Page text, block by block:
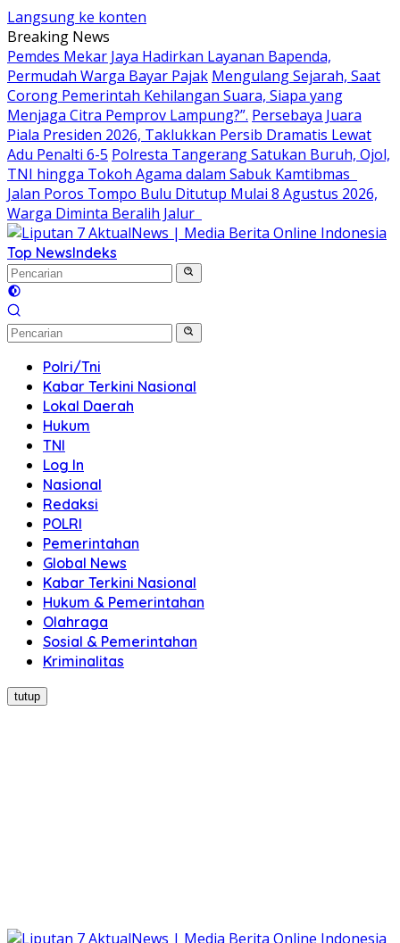
Langsung ke konten
Breaking News
Pemdes Mekar Jaya Hadirkan Layanan Bapenda,
Permudah Warga Bayar Pajak Mengulang Sejarah, Saat
Corong Pemerintah Kehilangan Suara, Siapa yang
Menjaga Citra Pemprov Lampung?”. Persebaya Juara
Piala Presiden 2026, Taklukkan Persib Dramatis Lewat
Adu Penalti 6-5 Polresta Tangerang Satukan Buruh, Ojol,
TNI hingga Tokoh Agama dalam Sabuk Kamtibmas
Jalan Poros Tompo Bulu Ditutup Mulai 8 Agustus 2026,
Warga Diminta Beralih Jalur
Top NewsIndeks
Polri/Tni
Kabar Terkini Nasional
Lokal Daerah
Hukum
TNI
Log In
Nasional
Redaksi
POLRI
Pemerintahan
Global News
Kabar Terkini Nasional
Hukum & Pemerintahan
Olahraga
Sosial & Pemerintahan
Kriminalitas
tutup